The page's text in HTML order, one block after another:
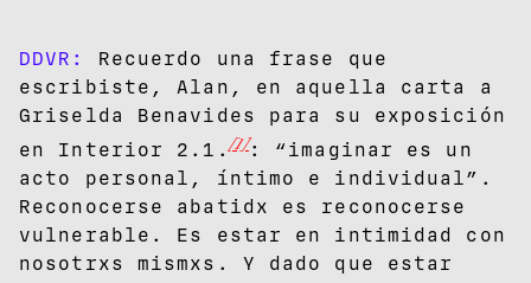
DDVR:
Recuerdo una frase que
escribiste, Alan, en aquella carta a
Griselda Benavides para su exposición
en Interior 2.1.[1]: “imaginar es un
acto personal, íntimo e individual”.
Reconocerse abatidx es reconocerse
vulnerable. Es estar en intimidad con
nosotrxs mismxs. Y dado que estar